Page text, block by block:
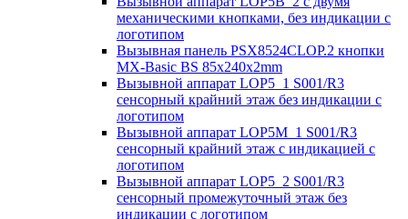
механическими кнопками, без индикации с
логотипом
Вызывная панель PSX8524CLOP.2 кнопки
MX-Basic BS 85х240х2mm
Вызывной аппарат LOP5_1 S001/R3
сенсорный крайний этаж без индикации с
логотипом
Вызывной аппарат LOP5M_1 S001/R3
сенсорный крайний этаж с индикацией с
логотипом
Вызывной аппарат LOP5_2 S001/R3
сенсорный промежуточный этаж без
индикации с логотипом